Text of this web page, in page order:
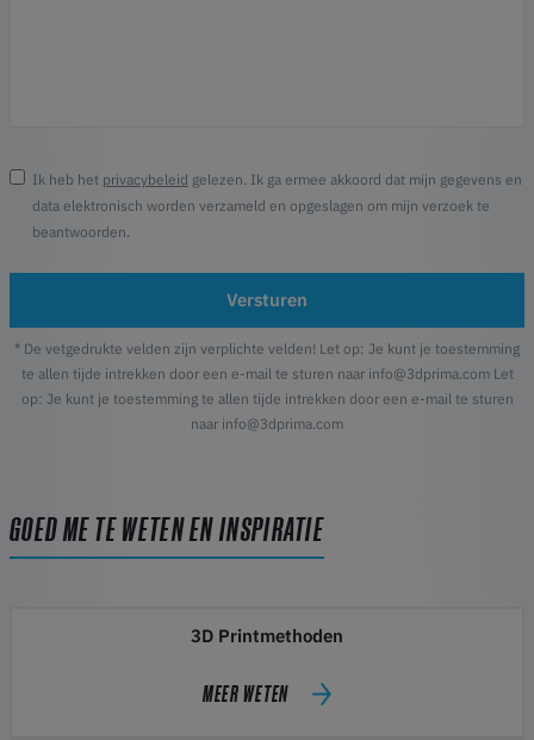
Ik heb het privacybeleid gelezen. Ik ga ermee akkoord dat mijn gegevens en
data elektronisch worden verzameld en opgeslagen om mijn verzoek te
beantwoorden.
Versturen
* De vetgedrukte velden zijn verplichte velden! Let op: Je kunt je toestemming
te allen tijde intrekken door een e-mail te sturen naar info@3dprima.com Let
op: Je kunt je toestemming te allen tijde intrekken door een e-mail te sturen
naar info@3dprima.com
GOED ME TE WETEN EN INSPIRATIE
3D Printmethoden
MEER WETEN